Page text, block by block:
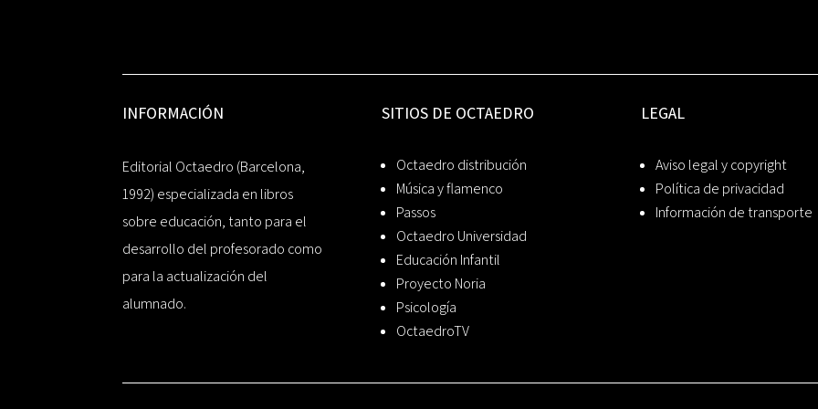
INFORMACIÓN
Editorial Octaedro (Barcelona,
1992) especializada en libros
sobre educación, tanto para el
desarrollo del profesorado como
para la actualización del
alumnado.
SITIOS DE OCTAEDRO
Octaedro distribución
Música y flamenco
Passos
Octaedro Universidad
Educación Infantil
Proyecto Noria
Psicología
OctaedroTV
LEGAL
Aviso legal y copyright
Política de privacidad
Información de transporte